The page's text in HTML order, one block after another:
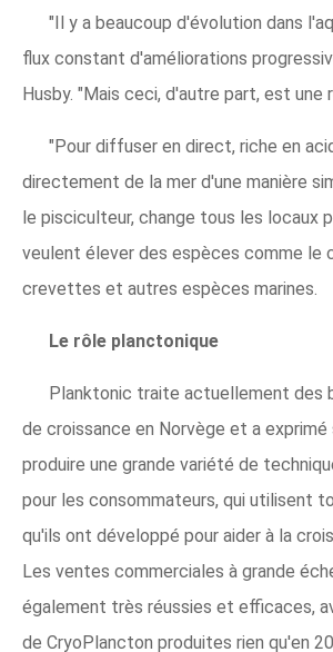
"Il y a beaucoup d'évolution dans
flux constant d'améliorations
Husby. "Mais ceci, d'autre part, est une
"Pour diffuser en direct, riche en
directement de la mer d'une manière
le pisciculteur, change tous les locaux
veulent élever des espèces comme le
crevettes et autres espèces marines.
Le rôle planctonique
Planktonic traite actuellement des
de croissance en Norvège et a
produire une grande variété de
pour les consommateurs, qui utilisent
qu'ils ont développé pour aider à la
Les ventes commerciales à grande
également très réussies et efficaces,
de CryoPlancton produites rien qu'en